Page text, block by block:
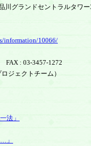
ンドセントラルタワー3
information/10066/
: 03-3457-1272
ジェクトチーム）
法」
」